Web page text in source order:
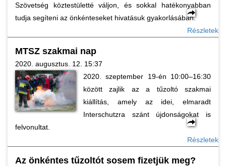
Szövetség köztestületté váljon, és sokkal hatékonyabban
tudja segíteni az önkénteseket hivatásuk gyakorlásában.
Részletek
MTSZ szakmai nap
2020. augusztus. 12. 15:37
2020. szeptember 19-én 10:00–16:30
között zajlik az a tűzoltó szakmai
kiállítás, amely az idei, elmaradt
Interschutzra szánt újdonságokat is
felvonultat.
Részletek
Az önkéntes tűzoltót sosem fizetjük meg?